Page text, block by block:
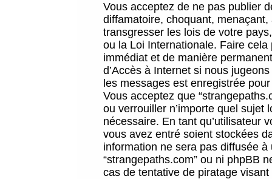
Vous acceptez de ne pas publier
diffamatoire, choquant,
transgresser les lois de votre
ou la Loi Internationale. Faire
immédiat et de manière
d’Accès à Internet si nous
les messages est enregistrée
Vous acceptez que
ou verrouiller n’importe quel sujet
nécessaire. En tant qu’utilisateur
vous avez entré soient stockées
information ne sera pas diffusée
“strangepaths.com” ou ni phpBB
cas de tentative de piratage